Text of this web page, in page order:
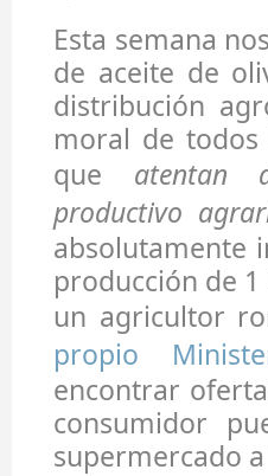
Esta semana
de aceite de
distribución
moral de
que atentan
productivo
absolutamente
producción de
un agricultor
propio
encontrar
consumidor
supermercado